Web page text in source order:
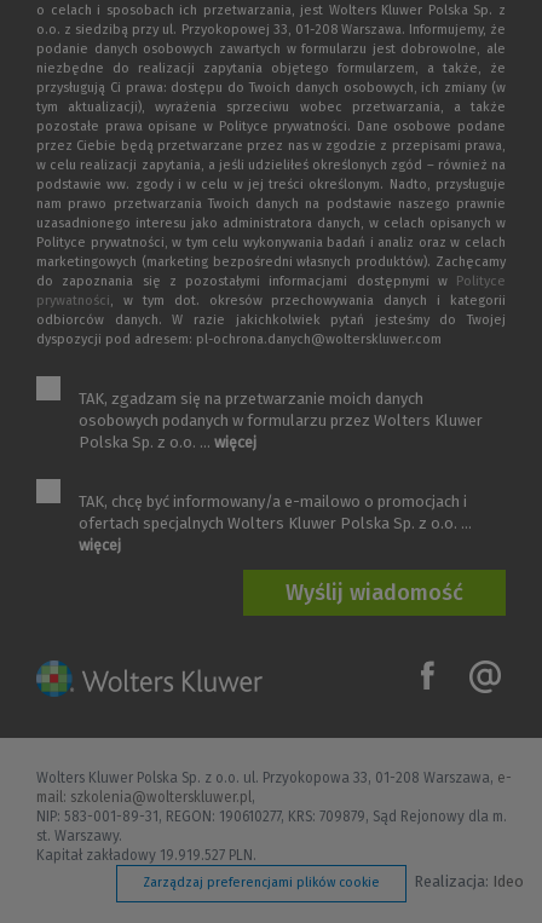
o celach i sposobach ich przetwarzania, jest Wolters Kluwer Polska Sp. z
o.o. z siedzibą przy ul. Przyokopowej 33, 01-208 Warszawa. Informujemy, że
podanie danych osobowych zawartych w formularzu jest dobrowolne, ale
niezbędne do realizacji zapytania objętego formularzem, a także, że
przysługują Ci prawa: dostępu do Twoich danych osobowych, ich zmiany (w
tym aktualizacji), wyrażenia sprzeciwu wobec przetwarzania, a także
pozostałe prawa opisane w Polityce prywatności. Dane osobowe podane
przez Ciebie będą przetwarzane przez nas w zgodzie z przepisami prawa,
w celu realizacji zapytania, a jeśli udzieliłeś określonych zgód – również na
podstawie ww. zgody i w celu w jej treści określonym. Nadto, przysługuje
nam prawo przetwarzania Twoich danych na podstawie naszego prawnie
uzasadnionego interesu jako administratora danych, w celach opisanych w
Polityce prywatności, w tym celu wykonywania badań i analiz oraz w celach
marketingowych (marketing bezpośredni własnych produktów). Zachęcamy
do zapoznania się z pozostałymi informacjami dostępnymi w Polityce
prywatności, w tym dot. okresów przechowywania danych i kategorii
odbiorców danych. W razie jakichkolwiek pytań jesteśmy do Twojej
dyspozycji pod adresem: pl-ochrona.danych@wolterskluwer.com
TAK, zgadzam się na przetwarzanie moich danych
osobowych podanych w formularzu przez Wolters Kluwer
Polska Sp. z o.o. ... więcej
TAK, chcę być informowany/a e-mailowo o promocjach i
ofertach specjalnych Wolters Kluwer Polska Sp. z o.o. ...
więcej
Wolters Kluwer Polska Sp. z o.o. ul. Przyokopowa 33, 01-208 Warszawa, e-
mail: szkolenia@wolterskluwer.pl,
NIP: 583-001-89-31, REGON: 190610277, KRS: 709879, Sąd Rejonowy dla m.
st. Warszawy.
Kapitał zakładowy 19.919.527 PLN.
Zarządzaj preferencjami plików cookie Realizacja: Ideo